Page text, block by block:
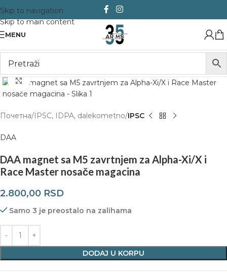
Skip to navigation
Skip to main content
MENU
Click to enlarge
Почетна IPSC, IDPA, dalekometno IPSC
DAA
DAA magnet sa M5 zavrtnjem za Alpha-Xi/X i
Race Master nosače magacina
2.800,00 RSD
Samo 3 je preostalo na zalihama
DODAJ U KORPU